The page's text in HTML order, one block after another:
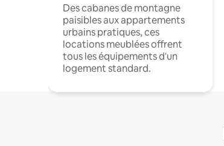
Des cabanes de montagne
paisibles aux appartements
urbains pratiques, ces
locations meublées offrent
tous les équipements d'un
logement standard.